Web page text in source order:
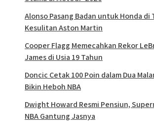
Alonso Pasang Badan untuk Honda di
Kesulitan Aston Martin
Cooper Flagg Memecahkan Rekor
James di Usia 19 Tahun
Doncic Cetak 100 Poin dalam Dua
Bikin Heboh NBA
Dwight Howard Resmi Pensiun,
NBA Gantung Jasnya